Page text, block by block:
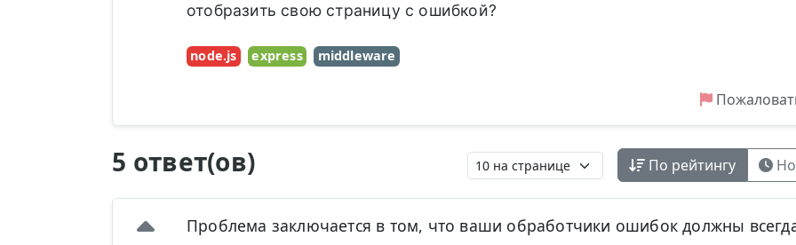
отобразить свою страницу с ошибкой?
node.js express middleware
5 ответ(ов) По рейтингу
Проблема заключается в том, что ваши обработчики ошибок должны